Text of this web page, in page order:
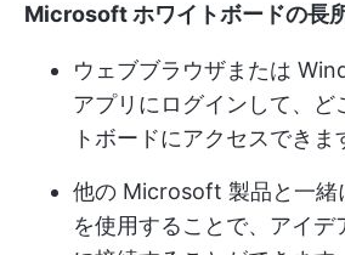
Microsoft ホワイトボードの長
ウェブブラウザまたは
アプリにログインして、ど
トボードにアクセスできま
他の Microsoft 製品と一緒
を使用することで、アイデ